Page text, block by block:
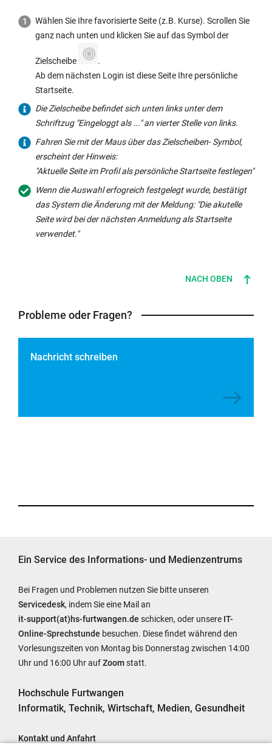
Wählen Sie Ihre favorisierte Seite (z.B. Kurse). Scrollen Sie
ganz nach unten und klicken Sie auf das Symbol der
Zielscheibe
.
Ab dem nächsten Login ist diese Seite Ihre persönliche
Startseite.
Die Zielscheibe befindet sich unten links unter dem
Schriftzug "Eingeloggt als ..." an vierter Stelle von links.
Fahren Sie mit der Maus über das Zielscheiben- Symbol,
erscheint der Hinweis:
"Aktuelle Seite im Profil als persönliche Startseite festlegen"
Wenn die Auswahl erfogreich festgelegt wurde, bestätigt
das System die Änderung mit der Meldung: "Die akutelle
Seite wird bei der nächsten Anmeldung als Startseite
verwendet."
NACH OBEN
Probleme oder Fragen?
Nachricht schreiben
Ein Service des Informations- und Medienzentrums
Bei Fragen und Problemen nutzen Sie bitte unseren
Servicedesk, indem Sie eine Mail an
it-support(at)hs-furtwangen.de schicken, oder unsere IT-
Online-Sprechstunde besuchen. Diese findet während den
Vorlesungszeiten von Montag bis Donnerstag zwischen 14:00
Uhr und 16:00 Uhr aufZoomstatt.
Hochschule Furtwangen
Informatik, Technik, Wirtschaft, Medien, Gesundheit
Kontakt und Anfahrt